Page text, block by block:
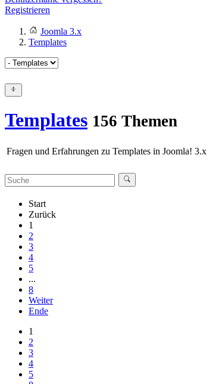
Registrieren
Joomla 3.x
Templates
Templates 156 Themen
Fragen und Erfahrungen zu Templates in Joomla! 3.x
Start
Zurück
1
2
3
4
5
...
8
Weiter
Ende
1
2
3
4
5